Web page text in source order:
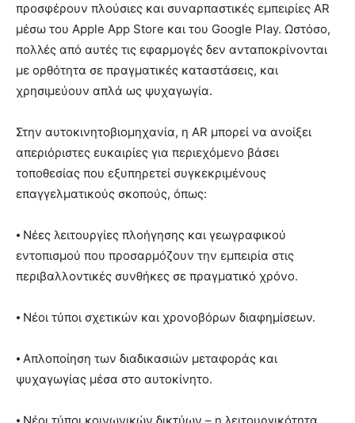
προσφέρουν πλούσιες και συναρπαστικές εμπειρίες AR
μέσω του Apple App Store και του Google Play. Ωστόσο,
πολλές από αυτές τις εφαρμογές δεν ανταποκρίνονται
με ορθότητα σε πραγματικές καταστάσεις, και
χρησιμεύουν απλά ως ψυχαγωγία.
Στην αυτοκινητοβιομηχανία, η AR μπορεί να ανοίξει
απεριόριστες ευκαιρίες για περιεχόμενο βάσει
τοποθεσίας που εξυπηρετεί συγκεκριμένους
επαγγελματικούς σκοπούς, όπως:
⦁ Νέες λειτουργίες πλοήγησης και γεωγραφικού
εντοπισμού που προσαρμόζουν την εμπειρία στις
περιβαλλοντικές συνθήκες σε πραγματικό χρόνο.
⦁ Νέοι τύποι σχετικών και χρονοβόρων διαφημίσεων.
⦁ Απλοποίηση των διαδικασιών μεταφοράς και
ψυχαγωγίας μέσα στο αυτοκίνητο.